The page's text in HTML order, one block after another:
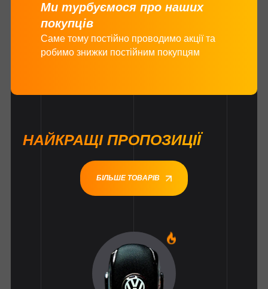
Ми турбуємося про наших
покупців
Саме тому постійно проводимо акції та
робимо знижки постійним покупцям
НАЙКРАЩІ ПРОПОЗИЦІЇ
БІЛЬШЕ ТОВАРІВ